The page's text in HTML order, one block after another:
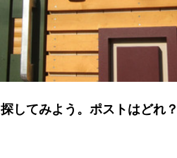
探してみよう。ポストはどれ？